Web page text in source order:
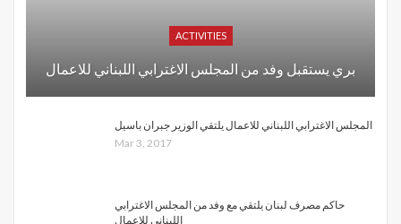
ACTIVITIES
بري يستقبل وفد من المجلس الاغترابي اللبناني للاعمال
المجلس الاغترابي اللبناني للاعمال يلتقي الوزير جبران باسيل
Mar 3, 2017
حاكم مصرف لبنان يلتقي مع وفد من المجلس الاغترابي
اللبناني للاعمال